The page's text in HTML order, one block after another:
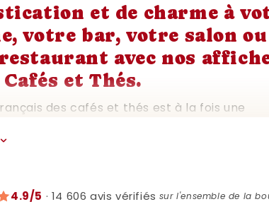
et de charme à
votre bar, votre salon ou
avec nos
et Thés.
des cafés et thés est à la fois une
pour tous les amateurs de boissons chaudes.
un mélange parfait de style et de
4.9/5 · 14 606 avis vérifiés sur l'ensemble de la